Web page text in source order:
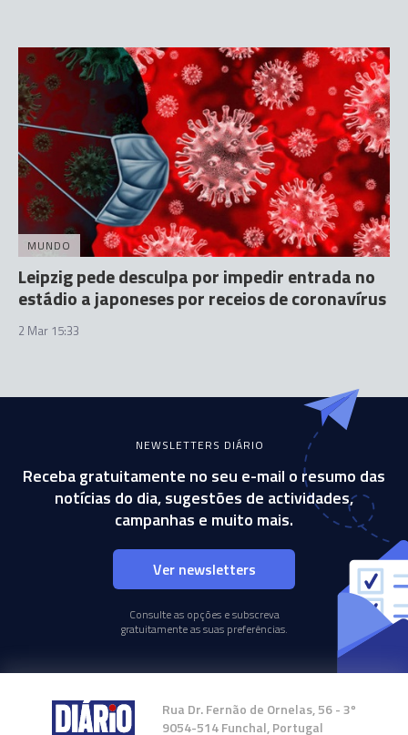
MUNDO
Leipzig pede desculpa por impedir entrada no
estádio a japoneses por receios de coronavírus
2 Mar 15:33
NEWSLETTERS DIÁRIO
Receba gratuitamente no seu e-mail o resumo das
notícias do dia, sugestões de actividades,
campanhas e muito mais.
Ver newsletters
Consulte as opções e subscreva
gratuitamente as suas preferências.
Rua Dr. Fernão de Ornelas, 56 - 3º
9054-514 Funchal, Portugal